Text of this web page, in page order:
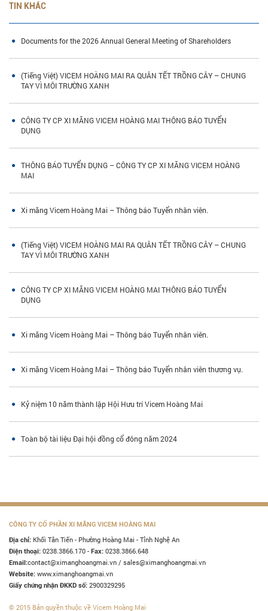
TIN KHÁC
Documents for the 2026 Annual General Meeting of Shareholders
(Tiếng Việt) VICEM HOÀNG MAI RA QUÂN TẾT TRỒNG CÂY – CHUNG
TAY VÌ MÔI TRƯỜNG XANH
CÔNG TY CP XI MĂNG VICEM HOÀNG MAI THÔNG BÁO TUYỂN
DỤNG
THÔNG BÁO TUYỂN DỤNG – CÔNG TY CP XI MĂNG VICEM HOÀNG
MAI
Xi măng Vicem Hoàng Mai – Thông báo Tuyển nhân viên.
(Tiếng Việt) VICEM HOÀNG MAI RA QUÂN TẾT TRỒNG CÂY – CHUNG
TAY VÌ MÔI TRƯỜNG XANH
CÔNG TY CP XI MĂNG VICEM HOÀNG MAI THÔNG BÁO TUYỂN
DỤNG
Xi măng Vicem Hoàng Mai – Thông báo Tuyển nhân viên.
Xi măng Vicem Hoàng Mai – Thông báo Tuyển nhân viên thương vụ.
Kỷ niệm 10 năm thành lập Hội Hưu trí Vicem Hoàng Mai
Toàn bộ tài liệu Đại hội đồng cổ đông năm 2024
CÔNG TY CỔ PHẦN XI MĂNG VICEM HOÀNG MAI
Địa chỉ: Khối Tân Tiến - Phường Hoàng Mai - Tỉnh Nghệ An
Điện thoại: 0238.3866.170 - Fax: 0238.3866.648
Email:contact@ximanghoangmai.vn / sales@ximanghoangmai.vn
Website: www.ximanghoangmai.vn
Giấy chứng nhận ĐKKD số: 2900329295
© 2015 Bản quyền thuộc về Vicem Hoàng Mai